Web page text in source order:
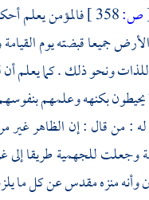
ص:
فالمؤمن يعلم
جميعا قبضته يوم
ونحو ذلك . كما يعلم
بكنهه وعلمهم
: من قال : إن الظاهر غير
وجعلتللجهميةطريقا
منزه مقدس عن كل ما